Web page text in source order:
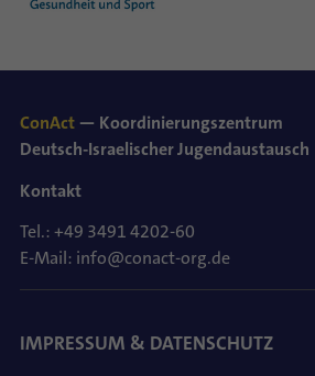
ConAct — Koordinierungszentrum
Deutsch-Israelischer Jugendaustausch
Kontakt
Tel.: +49 3491 4202-60
E-Mail: info@conact-org.de
IMPRESSUM & DATENSCHUTZ